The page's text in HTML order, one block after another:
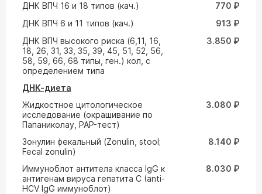
ДНК ВПЧ 16 и 18 типов (кач.)
770 ₽
ДНК ВПЧ 6 и 11 типов (кач.)
913 ₽
ДНК ВПЧ высокого риска (6,11, 16,
18, 26, 31, 33, 35, 39, 45, 51, 52, 56,
58, 59, 66, 68 типы, ген.) кол, с
определением типа
3.850 ₽
ДНК-диета
Жидкостное цитологическое
исследование (окрашивание по
Папаниколау, PAP-тест)
3.080 ₽
Зонулин фекальный (Zonulin, stool;
Fecal zonulin)
8.140 ₽
Иммуноблот антитела класса IgG к
антигенам вируса гепатита С (anti-
HCV IgG иммуноблот)
8.030 ₽